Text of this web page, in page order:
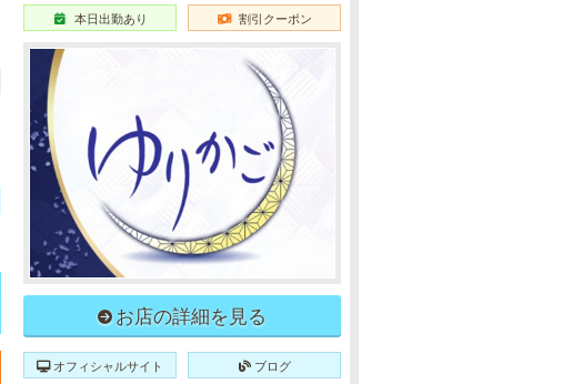
本日出勤あり 割引クーポン
お店の詳細を見る
オフィシャルサイト ブログ